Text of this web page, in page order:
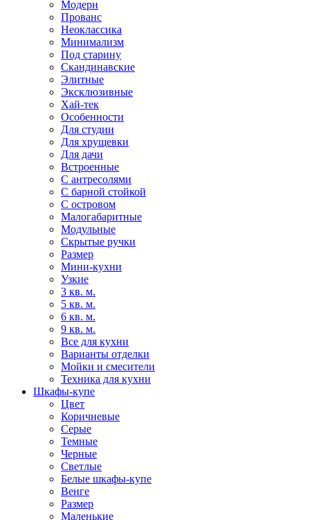
Модерн
Прованс
Неоклассика
Минимализм
Под старину
Скандинавские
Элитные
Эксклюзивные
Хай-тек
Особенности
Для студии
Для хрущевки
Для дачи
Встроенные
С антресолями
С барной стойкой
С островом
Малогабаритные
Модульные
Скрытые ручки
Размер
Мини-кухни
Узкие
3 кв. м.
5 кв. м.
6 кв. м.
9 кв. м.
Все для кухни
Варианты отделки
Мойки и смесители
Техника для кухни
Шкафы-купе
Цвет
Коричневые
Серые
Темные
Черные
Светлые
Белые шкафы-купе
Венге
Размер
Маленькие